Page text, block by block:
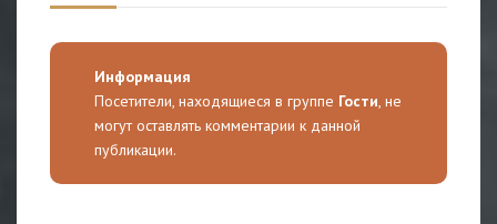
Информация
Посетители, находящиеся в группе Гости, не
могут оставлять комментарии к данной
публикации.